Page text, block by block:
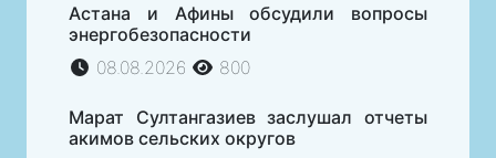
Астана и Афины обсудили вопросы
энергобезопасности
08.08.2026
800
Марат Султангазиев заслушал отчеты
акимов сельских округов